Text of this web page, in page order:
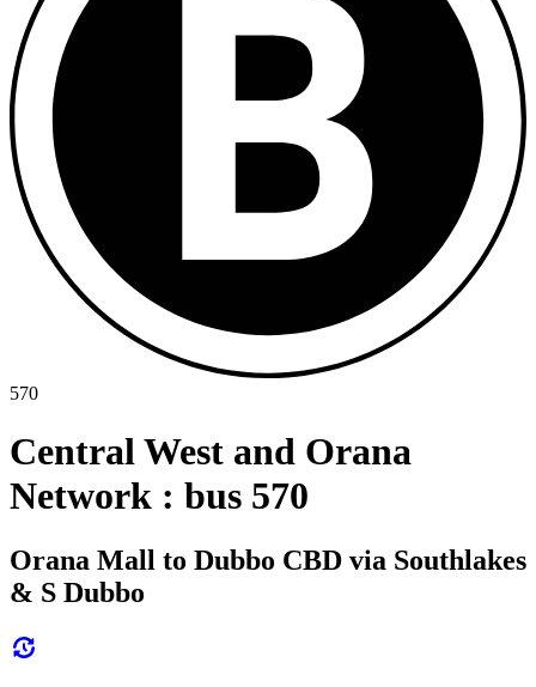
570
Central West and Orana
Network : bus 570
Orana Mall to Dubbo CBD via Southlakes
& S Dubbo